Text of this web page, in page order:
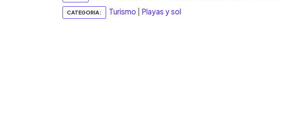
CATEGORIA: Turismo Playas y sol